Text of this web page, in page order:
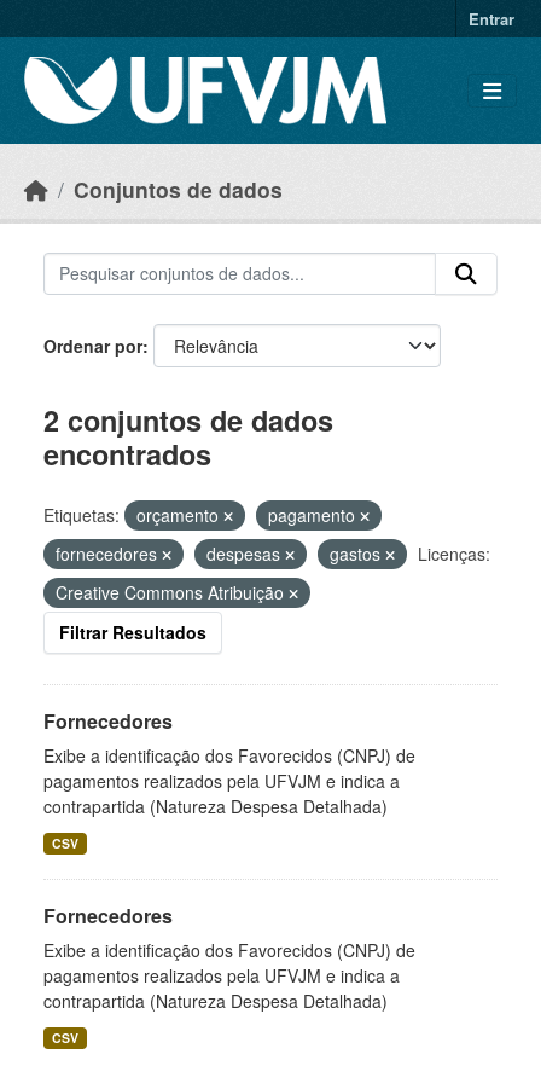
Entrar
Conjuntos de dados
Ordenar por
2 conjuntos de dados
encontrados
Etiquetas: orçamento
pagamento
fornecedores
despesas gastos
Licenças:
Creative Commons Atribuição
Filtrar Resultados
Fornecedores
Exibe a identificação dos Favorecidos (CNPJ) de
pagamentos realizados pela UFVJM e indica a
contrapartida (Natureza Despesa Detalhada)
CSV
Fornecedores
Exibe a identificação dos Favorecidos (CNPJ) de
pagamentos realizados pela UFVJM e indica a
contrapartida (Natureza Despesa Detalhada)
CSV